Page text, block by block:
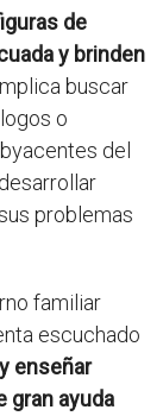
de
y brinden
buscar
o
del
problemas
familiar
escuchado
enseñar
gran ayuda